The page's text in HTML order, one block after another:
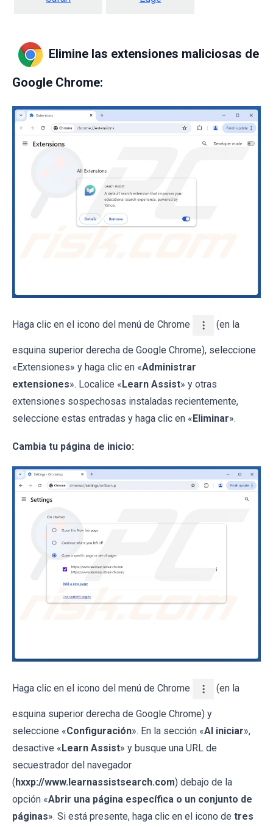
Elimine las extensiones maliciosas de
Google Chrome:
Haga clic en el icono del menú de Chrome (en la
esquina superior derecha de Google Chrome), seleccione
«Extensiones» y haga clic en «Administrar
extensiones». Localice «Learn Assist» y otras
extensiones sospechosas instaladas recientemente,
seleccione estas entradas y haga clic en «Eliminar».
Cambia tu página de inicio:
Haga clic en el icono del menú de Chrome (en la
esquina superior derecha de Google Chrome) y
seleccione «Configuración». En la sección «Al iniciar»,
desactive «Learn Assist» y busque una URL de
secuestrador del navegador
(hxxp://www.learnassistsearch.com) debajo de la
opción «Abrir una página específica o un conjunto de
páginas». Si está presente, haga clic en el icono de tres